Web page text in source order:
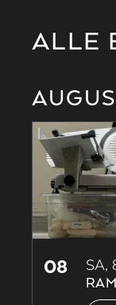
ALLE
08 SA,